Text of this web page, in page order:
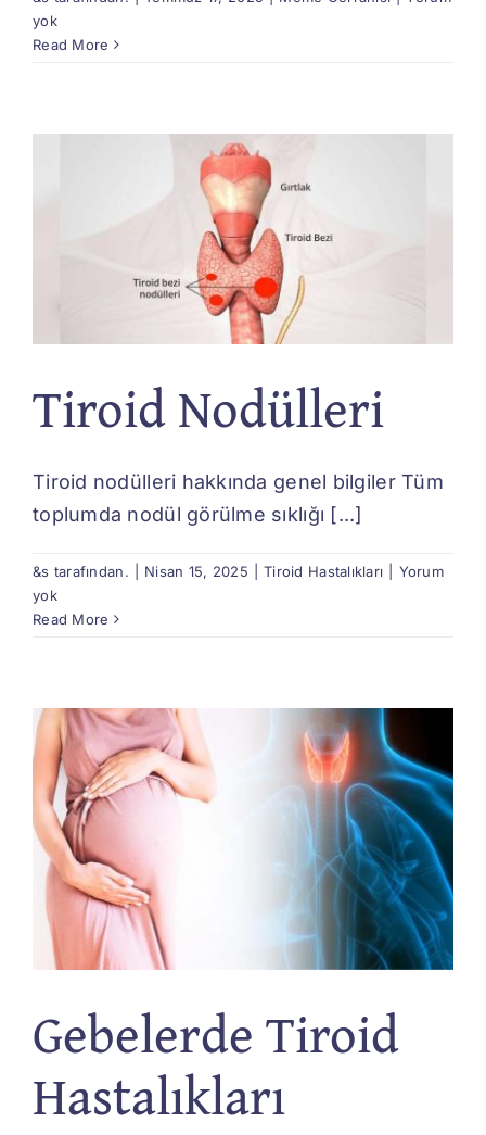
yok
Read More
Tiroid Nodülleri
Tiroid nodülleri hakkında genel bilgiler Tüm
toplumda nodül görülme sıklığı [...]
&s tarafından. Nisan 15, 2025 Tiroid Hastalıkları
Yorum
yok
Read More
Gebelerde Tiroid
Hastalıkları